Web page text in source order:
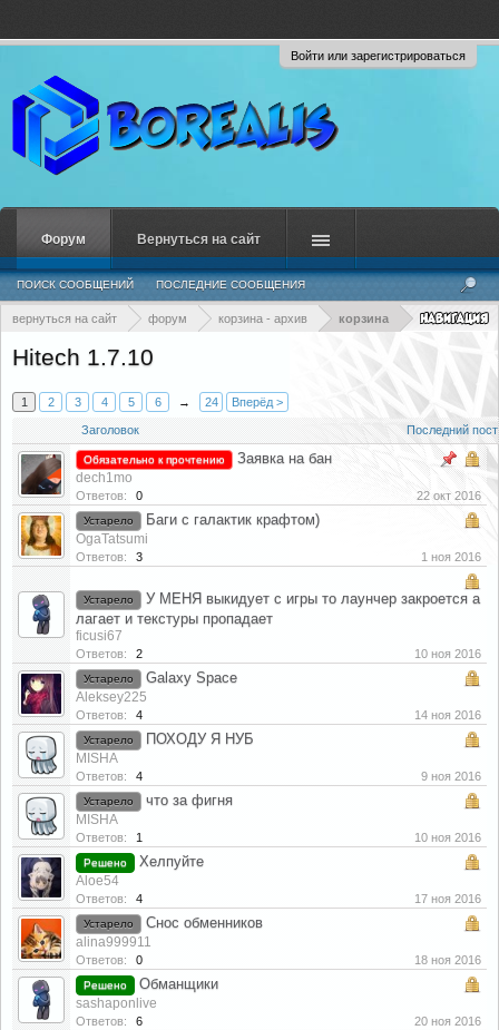
Войти или зарегистрироваться
вернуться на сайт форум корзина - архив корзина
Hitech 1.7.10
1 2 3 4 5 6 → 24 Вперёд >
Заголовок Последний пост
Обязательно к прочтению Заявка на бан
dech1mo
Ответов: 0 22 окт 2016
Устарело Баги с галактик крафтом)
OgaTatsumi
Ответов: 3 1 ноя 2016
Устарело
У МЕНЯ выкидует с игры то лаунчер закроется а
лагает и текстуры пропадает
ficusi67
Ответов: 2 10 ноя 2016
Устарело Galaxy Space
Aleksey225
Ответов: 4 14 ноя 2016
Устарело ПОХОДУ Я НУБ
MISHA
Ответов: 4 9 ноя 2016
Устарело что за фигня
MISHA
Ответов: 1 10 ноя 2016
Решено Хелпуйте
Aloe54
Ответов: 4 17 ноя 2016
Устарело Снос обменников
alina999911
Ответов: 0 18 ноя 2016
Решено Обманщики
sashaponlive
Ответов: 6 20 ноя 2016
Форум
ПОИСК СООБЩЕНИЙ ПОСЛЕДНИЕ СООБЩЕНИЯ
Вернуться на сайт